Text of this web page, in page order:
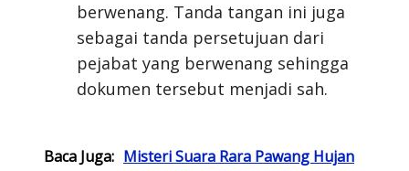
berwenang. Tanda tangan ini juga
sebagai tanda persetujuan dari
pejabat yang berwenang sehingga
dokumen tersebut menjadi sah.
Baca Juga: Misteri Suara Rara Pawang Hujan